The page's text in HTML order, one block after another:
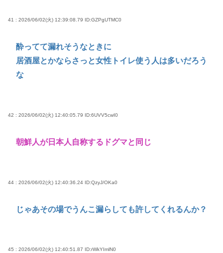
41 : 2026/06/02(火) 12:39:08.79 ID:GZPgUTMC0
酔ってて漏れそうなときに
居酒屋とかならさっと女性トイレ使う人は多いだろう
な
42 : 2026/06/02(火) 12:40:05.79 ID:6UVV5cwI0
朝鮮人が日本人自称するドグマと同じ
44 : 2026/06/02(火) 12:40:36.24 ID:QzyJ/OKa0
じゃあその場でうんこ漏らしても許してくれるんか？
45 : 2026/06/02(火) 12:40:51.87 ID:rWkYImlN0